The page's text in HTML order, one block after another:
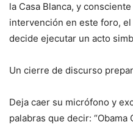
la Casa Blanca, y
intervención en este foro,
decide ejecutar un acto
Un cierre de discurso
Deja caer su micrófono y
palabras que decir: “Obama